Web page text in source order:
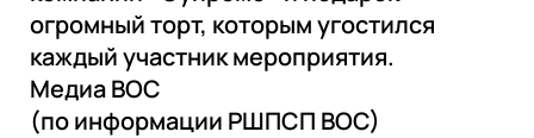
огромный торт, которым угостился
каждый участник мероприятия.
Медиа ВОС
(по информации РШПСП ВОС)